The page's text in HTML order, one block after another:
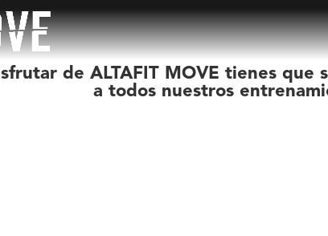
de ALTAFIT MOVE tienes que
a todos nuestros